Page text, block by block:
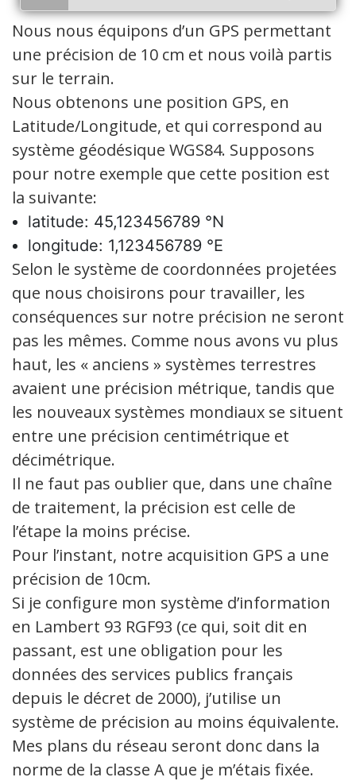
Nous nous équipons d’un GPS permettant
une précision de 10 cm et nous voilà partis
sur le terrain.
Nous obtenons une position GPS, en
Latitude/Longitude, et qui correspond au
système géodésique WGS84. Supposons
pour notre exemple que cette position est
la suivante:
latitude: 45,123456789 °N
longitude: 1,123456789 °E
Selon le système de coordonnées projetées
que nous choisirons pour travailler, les
conséquences sur notre précision ne seront
pas les mêmes. Comme nous avons vu plus
haut, les « anciens » systèmes terrestres
avaient une précision métrique, tandis que
les nouveaux systèmes mondiaux se situent
entre une précision centimétrique et
décimétrique.
Il ne faut pas oublier que, dans une chaîne
de traitement, la précision est celle de
l’étape la moins précise.
Pour l’instant, notre acquisition GPS a une
précision de 10cm.
Si je configure mon système d’information
en Lambert 93 RGF93 (ce qui, soit dit en
passant, est une obligation pour les
données des services publics français
depuis le décret de 2000), j’utilise un
système de précision au moins équivalente.
Mes plans du réseau seront donc dans la
norme de la classe A que je m’étais fixée.